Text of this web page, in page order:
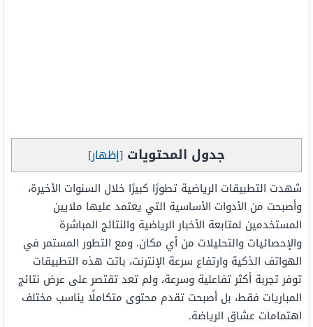
جدول المحتويات [إظهار]
شهدت التطبيقات الرياضية تطورًا كبيرًا خلال السنوات الأخيرة،
وأصبحت من الأدوات الأساسية التي يعتمد عليها ملايين
المستخدمين لمتابعة الأخبار الرياضية والنتائج المباشرة
والإحصائيات والتحليلات من أي مكان. ومع التطور المستمر في
الهواتف الذكية وارتفاع سرعة الإنترنت، باتت هذه التطبيقات
توفر تجربة أكثر تفاعلية وسرعة، ولم تعد تقتصر على عرض نتائج
المباريات فقط، بل أصبحت تقدم محتوى متكاملًا يناسب مختلف
اهتمامات عشاق الرياضة.